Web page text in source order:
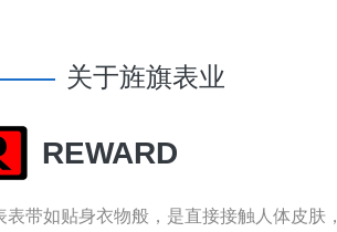
关于旌旗表业
REWARD
表带如贴身衣物般，是直接接触人体皮肤，